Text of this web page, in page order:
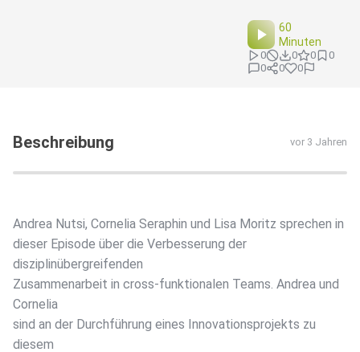
60
Minuten
0 0 0
0
0
0 0
Beschreibung vor 3 Jahren
Andrea Nutsi, Cornelia Seraphin und Lisa Moritz sprechen in
dieser Episode über die Verbesserung der
disziplinübergreifenden
Zusammenarbeit in cross-funktionalen Teams. Andrea und
Cornelia
sind an der Durchführung eines Innovationsprojekts zu
diesem